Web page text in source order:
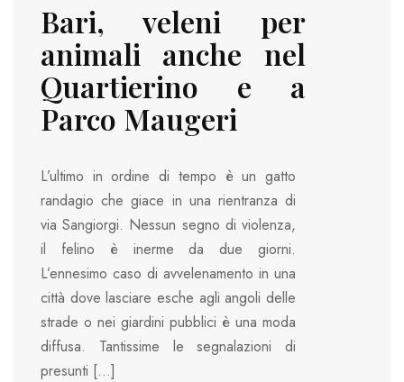
Bari, veleni per
animali anche nel
Quartierino e a
Parco Maugeri
L’ultimo in ordine di tempo è un gatto
randagio che giace in una rientranza di
via Sangiorgi. Nessun segno di violenza,
il felino è inerme da due giorni.
L’ennesimo caso di avvelenamento in una
città dove lasciare esche agli angoli delle
strade o nei giardini pubblici è una moda
diffusa. Tantissime le segnalazioni di
presunti […]